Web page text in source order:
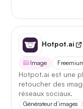
Hotpot.ai
Image
Hotpot.ai est une
retoucher des
réseaux sociaux.
Générateur d’images